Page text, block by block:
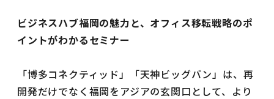
ビジネスハブ福岡の魅力と、オフィス移転戦略のポ
イントがわかるセミナー
「博多コネクティッド」「天神ビッグバン」は、再
開発だけでなく福岡をアジアの玄関口として、より